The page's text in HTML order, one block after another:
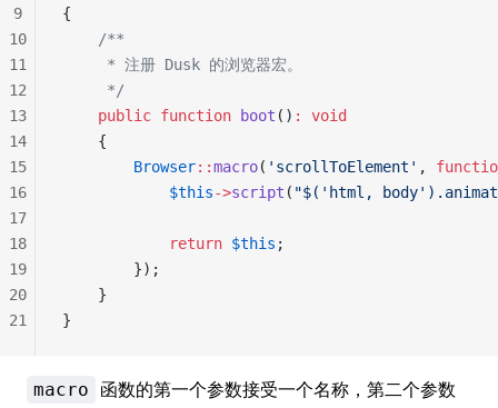
{
    /**
     * 注册 Dusk 的浏览器宏。
     */
    public
function boot () :
void
    {
        Browser
::macro( 'scrollToElement' ,
            $this
->script ( "$('html,
            return
$this ;
        });
    }
}
9
10
11
12
13
14
15
16
17
18
19
20
21
macro
函数的第一个参数接受一个名称，第二个参数